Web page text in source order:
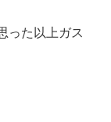
った以上ガス